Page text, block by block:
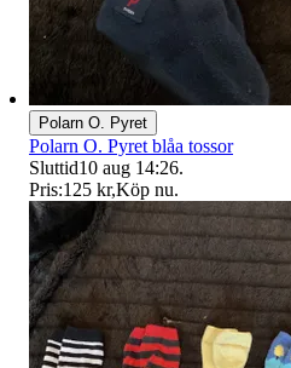
Polarn O. Pyret
Polarn O. Pyret blåa tossor
Sluttid10 aug 14:26.
Pris:125 kr,Köp nu.